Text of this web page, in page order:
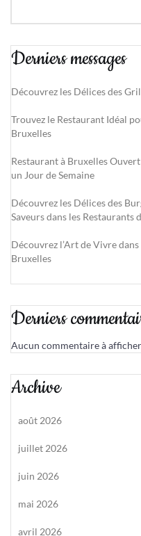
Derniers messages
Découvrez les Délices des
Trouvez le Restaurant Idéal
Bruxelles
Restaurant à Bruxelles
un Jour de Semaine
Découvrez les Délices des
Saveurs dans les Restaurants
Découvrez l’Art de Vivre
Bruxelles
Derniers
Aucun commentaire à
Archive
août 2026
juillet 2026
juin 2026
mai 2026
avril 2026